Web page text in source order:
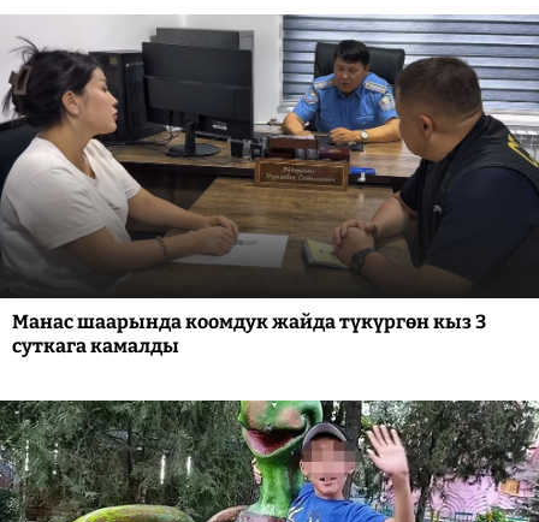
Манас шаарында коомдук жайда түкүргөн кыз 3
суткага камалды